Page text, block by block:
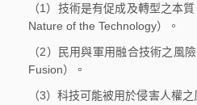
（1）技術是有促成及轉型之本
Nature of the Technology）。
（2）民用與軍用融合技術之風
Fusion）。
（3）科技可能被用於侵害人權